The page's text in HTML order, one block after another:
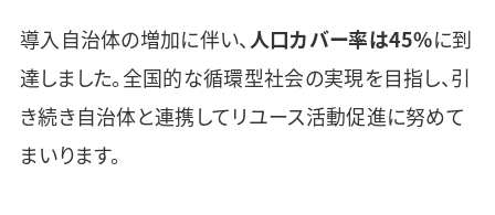
導入自治体の増加に伴い、 人口カバー率は45%に到
達しました。全国的な循環型社会の実現を目指し、引
き続き自治体と連携してリユース活動促進に努めて
まいります。